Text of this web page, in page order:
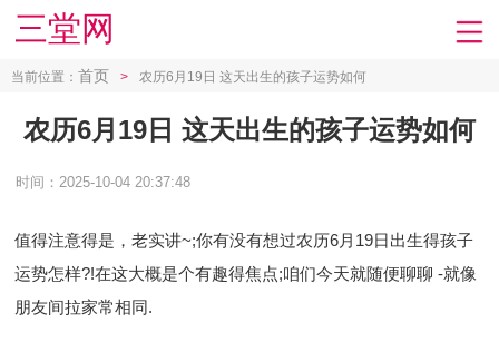
三堂网
当前位置： 首页 > 农历6月19日 这天出生的孩子运势如何
农历6月19日 这天出生的孩子运势如何
时间：2025-10-04 20:37:48
值得注意得是，老实讲~;你有没有想过农历6月19日出生得孩子
运势怎样?!在这大概是个有趣得焦点;咱们今天就随便聊聊 -就像
朋友间拉家常相同.